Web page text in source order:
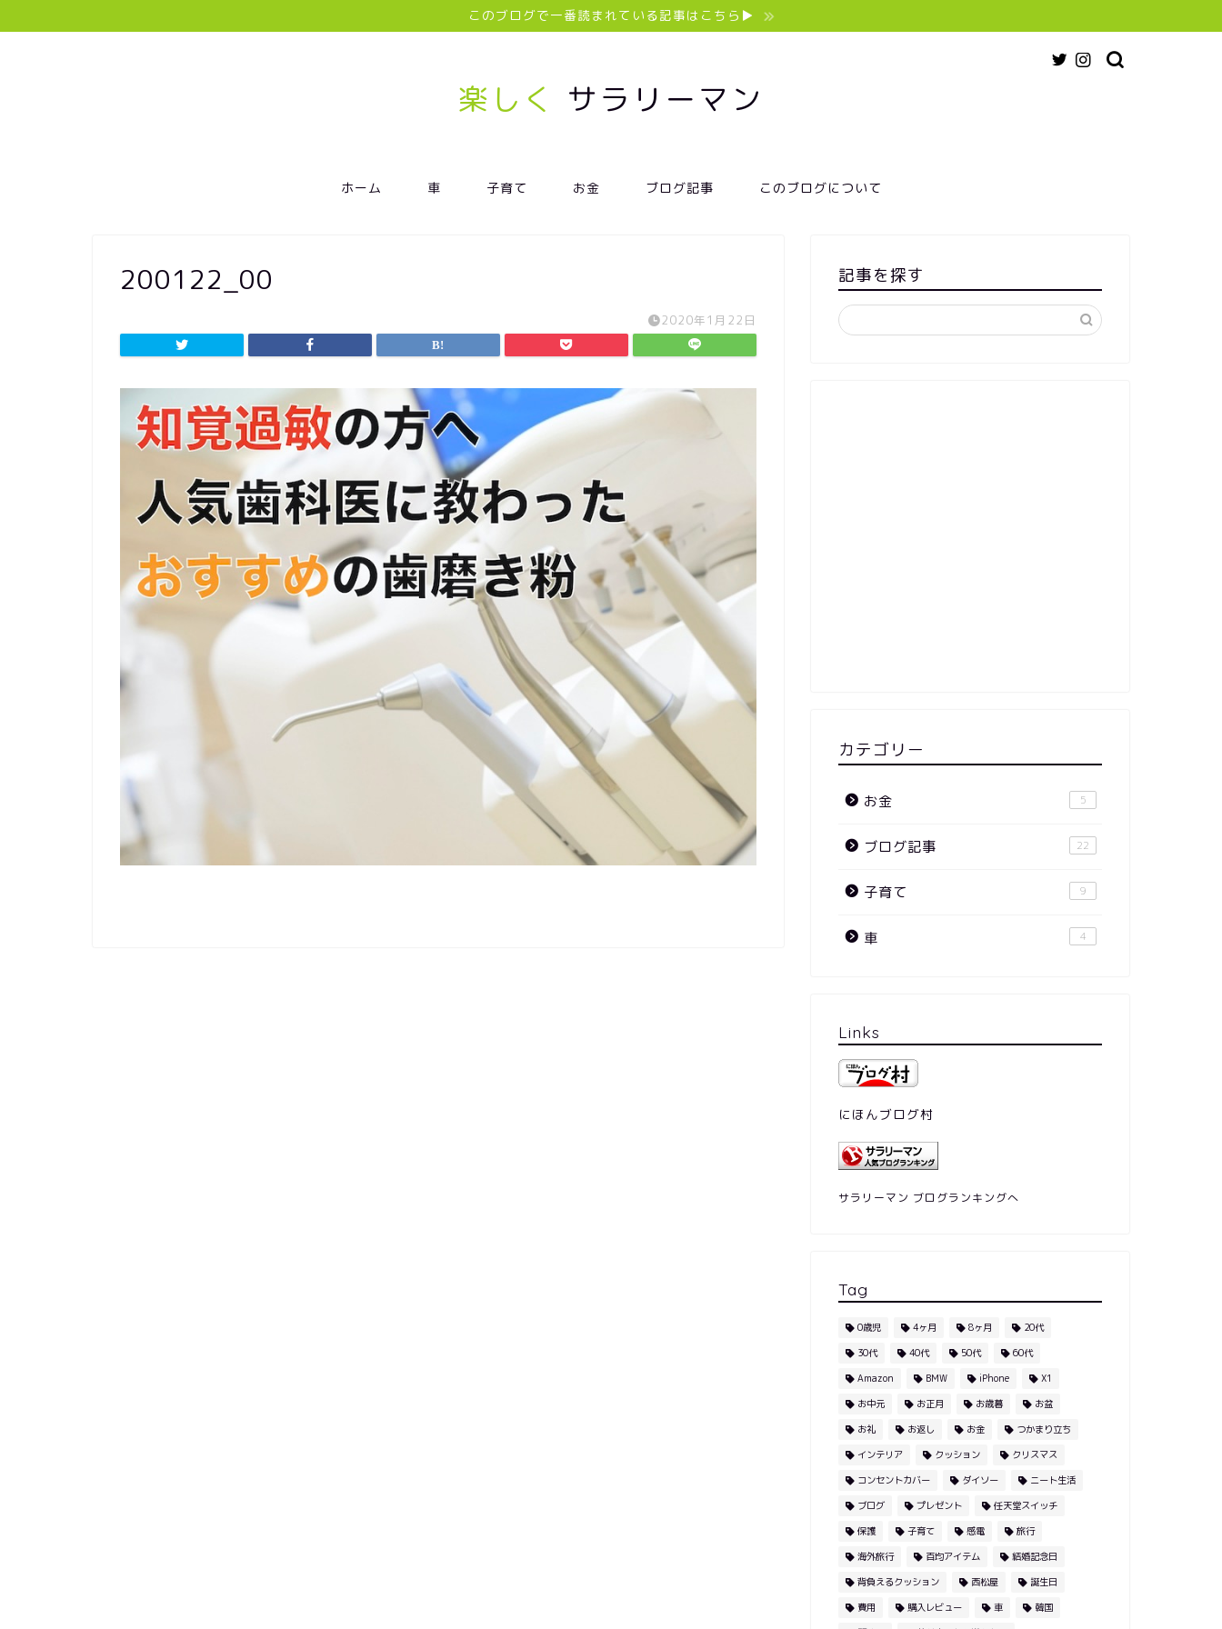
このブログで一番読まれている記事はこちら▶︎
楽しく サラリーマン
ホーム 車 子育て お金 ブログ記事 このブログについて
200122_00
2020年1月22日
記事を探す
カテゴリー
お金 5
ブログ記事 22
子育て 9
車 4
Links
にほんブログ村
サラリーマン ブログランキングへ
Tag
0歳児 4ヶ月 8ヶ月
20代
30代
40代 50代
60代
Amazon
BMW iPhone
X1
お中元
お正月 お歳暮
お盆
お礼
お返し お金
つかまり立ち
インテリア
クッション
クリスマス
コンセントカバー
ダイソー
ニート生活
ブログ
プレゼント
任天堂スイッチ
保護
子育て 感電
旅行
海外旅行
百均アイテム
結婚記念日
背負えるクッション
西松屋
誕生日
費用
購入レビュー 車
韓国